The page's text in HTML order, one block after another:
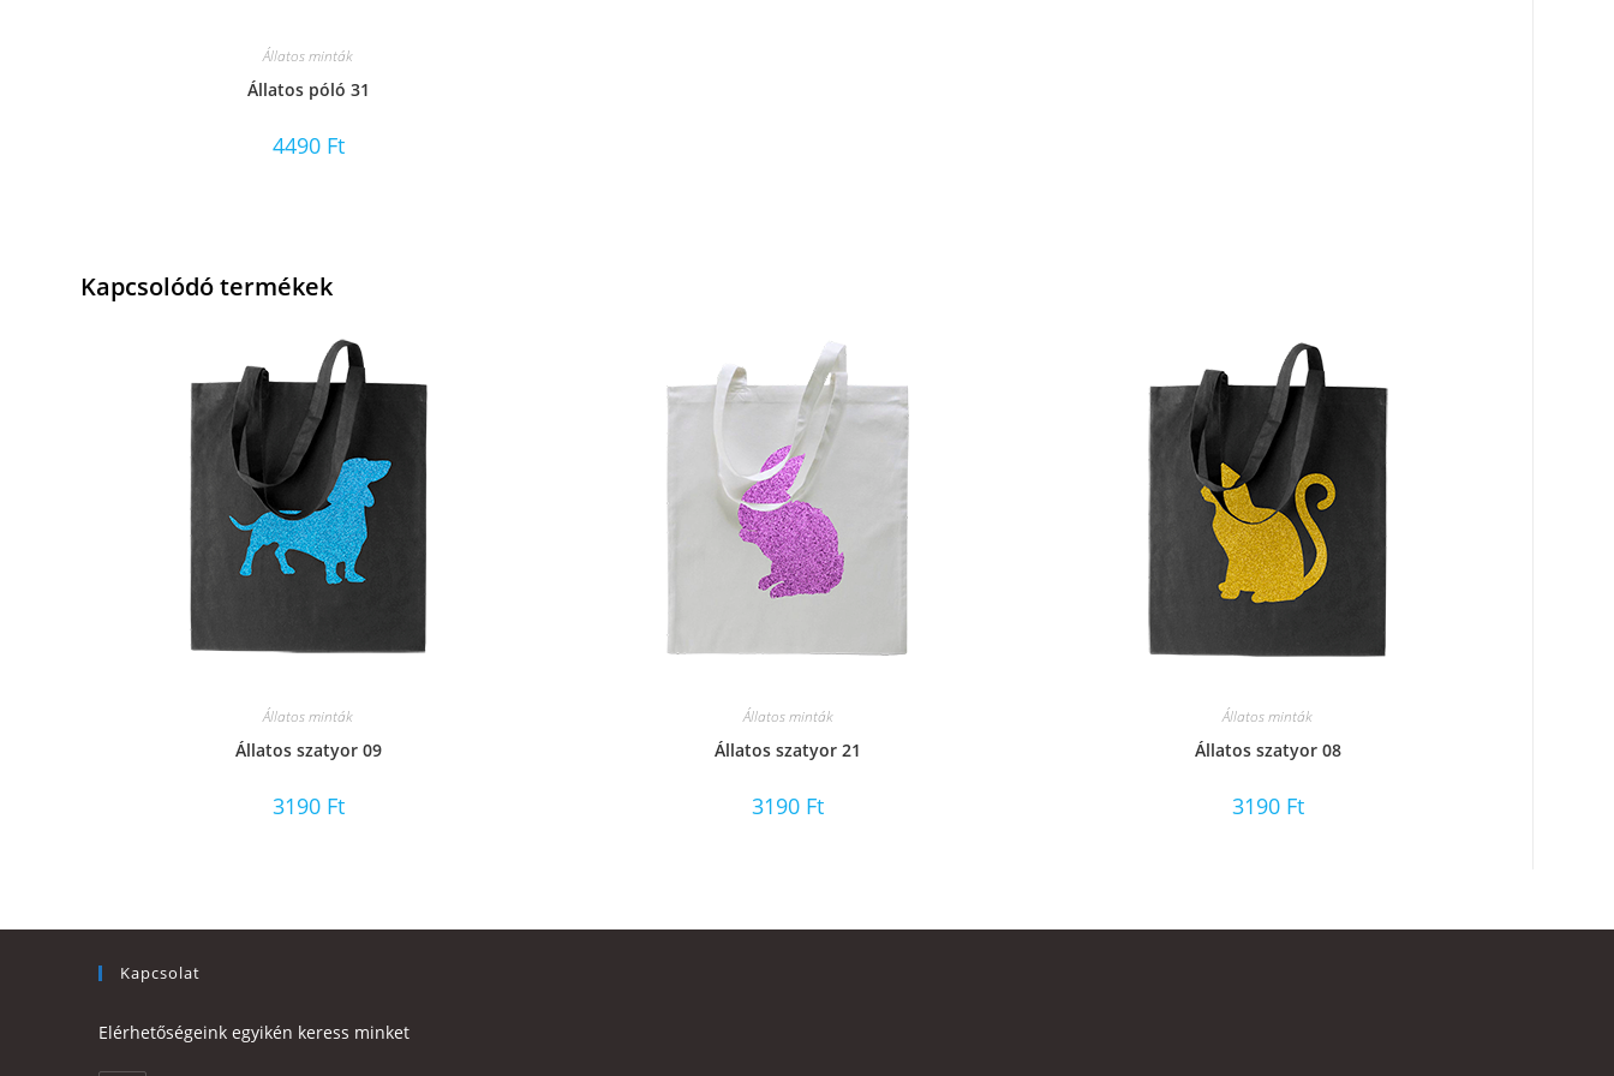
Állatos minták
Állatos póló 31
4490 Ft
Kapcsolódó termékek
Állatos minták
Állatos szatyor 09
3190 Ft
Állatos minták
Állatos szatyor 21
3190 Ft
Állatos minták
Állatos szatyor 08
3190 Ft
Kapcsolat
Elérhetőségeink egyikén keress minket